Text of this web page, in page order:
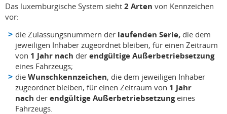
Das luxemburgische System sieht 2 Arten von Kennzeichen
vor:
die Zulassungsnummern der laufenden Serie, die dem
jeweiligen Inhaber zugeordnet bleiben, für einen Zeitraum
von 1 Jahr nach der endgültige Außerbetriebsetzung
eines Fahrzeugs;
die Wunschkennzeichen, die dem jeweiligen Inhaber
zugeordnet bleiben, für einen Zeitraum von 1 Jahr
nach der endgültige Außerbetriebsetzungeines
Fahrzeugs.